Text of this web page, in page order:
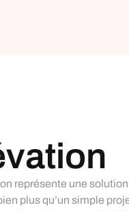
représente une
plus qu’un simple